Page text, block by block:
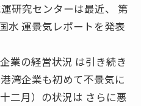
研究センターは最近、 第
水 運景気レポートを発表
業の経営状況 は引き続き
湾企業も初めて不景気に
二月）の状況は さらに悪